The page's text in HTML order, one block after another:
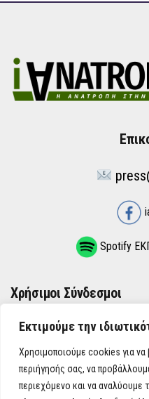
Εκτιμούμε την
Χρησιμοποιούμε cookies για να
περιήγησής σας, να
περιεχόμενο και να αναλύουμε
Spotify
Χρήσιμοι Σύνδεσμοι
ΌΡΟΙ ΧΡΉΣΗΣ
ΠΟΛΙΤΙΚΉ ΑΠΟΡΡΉΤΟΥ